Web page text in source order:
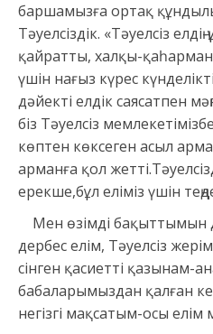
баршамызға ортақ
Тәуелсіздік. «Тәуелсіз
қайратты, халқы-
үшін нағыз күрес күнделікті
дәйекті елдік саясатпен
біз Тәуелсіз
көптен көксеген асыл
арманға қол
ерекше,бұл еліміз үшін
Мен өзімді бақыттымын
дербес елім, Тәуелсіз
сінген қасиетті қазынам-
бабаларымыздан қалған
негізгі мақсатым-осы